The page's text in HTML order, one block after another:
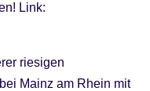
Link:
riesigen
Mainz am Rhein mit